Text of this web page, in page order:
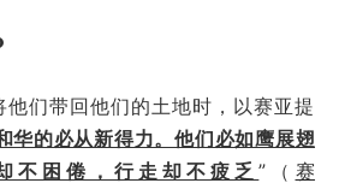
他们带回他们的土地时，以赛亚提
华的必从新得力。他们必如鹰展翅
不困倦，行走却不疲乏”（ 赛